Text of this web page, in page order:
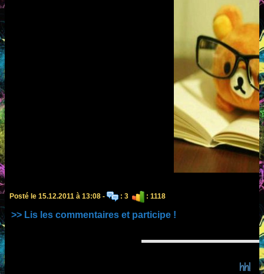
Posté le 15.12.2011 à 13:08 - : 3 : 1118
>> Lis les commentaires et participe !
hh!